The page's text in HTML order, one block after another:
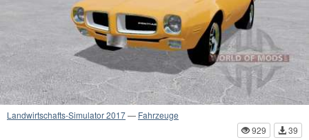
Landwirtschafts-Simulator 2017— Fahrzeuge
929
39